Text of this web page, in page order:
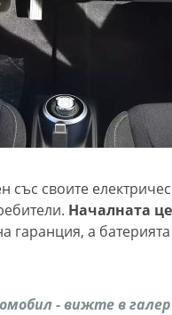
със своите
Началната
гаранция, а
- вижте в